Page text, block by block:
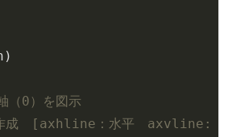
0）を図示
成　[axhline：水平　axvline: